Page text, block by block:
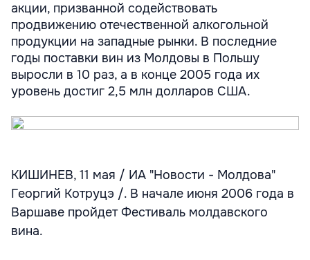
акции, призванной содействовать
продвижению отечественной алкогольной
продукции на западные рынки. В последние
годы поставки вин из Молдовы в Польшу
выросли в 10 раз, а в конце 2005 года их
уровень достиг 2,5 млн долларов США.
КИШИНЕВ, 11 мая / ИА "Новости - Молдова"
Георгий Котруцэ /. В начале июня 2006 года в
Варшаве пройдет Фестиваль молдавского
вина.